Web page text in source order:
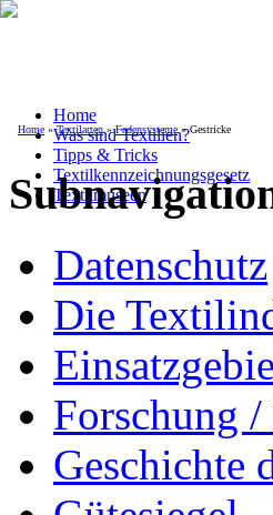
Home
Was sind Textilien?
Tipps & Tricks
Textilkennzeichnungsgesetz
Textilmuseen
Home »Textilarten »Fadensysteme » Gestricke
Datenschutz
Die
Forschung
Geschichte